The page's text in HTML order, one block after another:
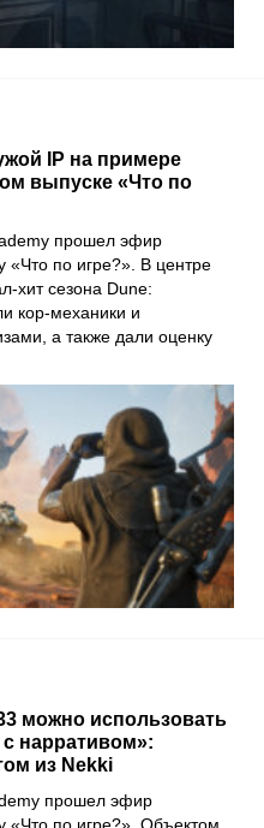
IP на примере
выпуске «Что по
прошел эфир
«Что по игре?». В центре
хит сезона Dune:
кор-механики и
а также дали оценку
можно использовать
нарративом»:
из Nekki
прошел эфир
«Что по игре?». Объектом